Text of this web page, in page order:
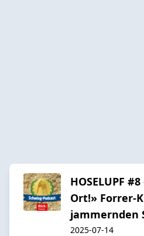
HOSELUPF
Ort!» Forrer-
jammernden
2025-07-14